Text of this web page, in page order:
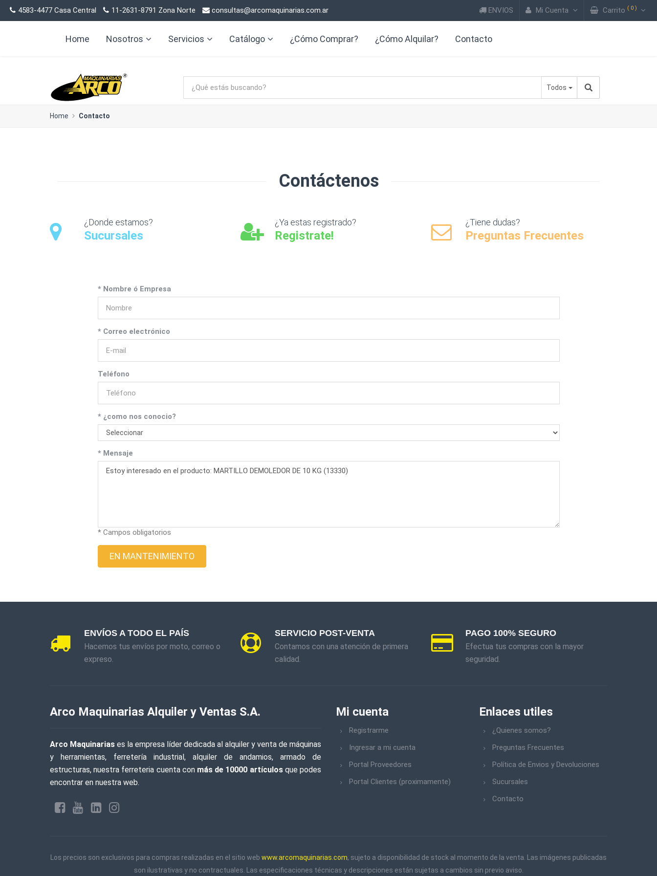
4583-4477 Casa Central 11-2631-8791 Zona Norte consultas@arcomaquinarias.com.ar ENVIOS Mi Cuenta Carrito ( 0 )
Home Nosotros Servicios Catálogo ¿Cómo Comprar? ¿Cómo Alquilar? Contacto
Todos
Home Contacto
Contáctenos
¿Donde estamos?
Sucursales
¿Ya estas registrado?
Registrate!
¿Tiene dudas?
Preguntas Frecuentes
* Nombre ó Empresa
* Correo electrónico
Teléfono
* ¿como nos conocio?
* Mensaje
* Campos obligatorios
EN MANTENIMIENTO
ENVÍOS A TODO EL PAÍS
Hacemos tus envíos por moto, correo o
expreso.
SERVICIO POST-VENTA
Contamos con una atención de primera
calidad.
PAGO 100% SEGURO
Efectua tus compras con la mayor
seguridad.
Arco Maquinarias Alquiler y Ventas S.A.
Arco Maquinarias es la empresa líder dedicada al alquiler y venta de máquinas
y herramientas, ferretería industrial, alquiler de andamios, armado de
estructuras, nuestra ferreteria cuenta con más de 10000 artículosque podes
encontrar en nuestra web.
Mi cuenta
Registrarme
Ingresar a mi cuenta
Portal Proveedores
Portal Clientes (proximamente)
Enlaces utiles
¿Quienes somos?
Preguntas Frecuentes
Política de Envios y Devoluciones
Sucursales
Contacto
Los precios son exclusivos para compras realizadas en el sitio web www.arcomaquinarias.com, sujeto a disponibilidad de stock al momento de la venta. Las imágenes publicadas
son ilustrativas y no contractuales. Las especificaciones técnicas y descripciones están sujetas a cambios sin previo aviso.